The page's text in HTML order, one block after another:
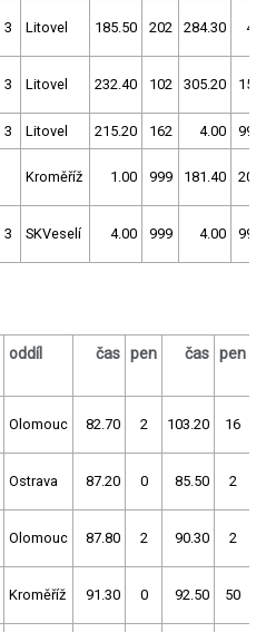
3 Litovel 185.50 202 284.30 4
3 Litovel 232.40 102 305.20 158
3 Litovel 215.20 162 4.00 999
Kroměříž 1.00 999 181.40 208
3 SKVeselí 4.00 999 4.00 999
oddíl čas pen čas pen
Olomouc 82.70 2 103.20 16
Ostrava 87.20 0 85.50 2
Olomouc 87.80 2 90.30 2
Kroměříž 91.30 0 92.50 50